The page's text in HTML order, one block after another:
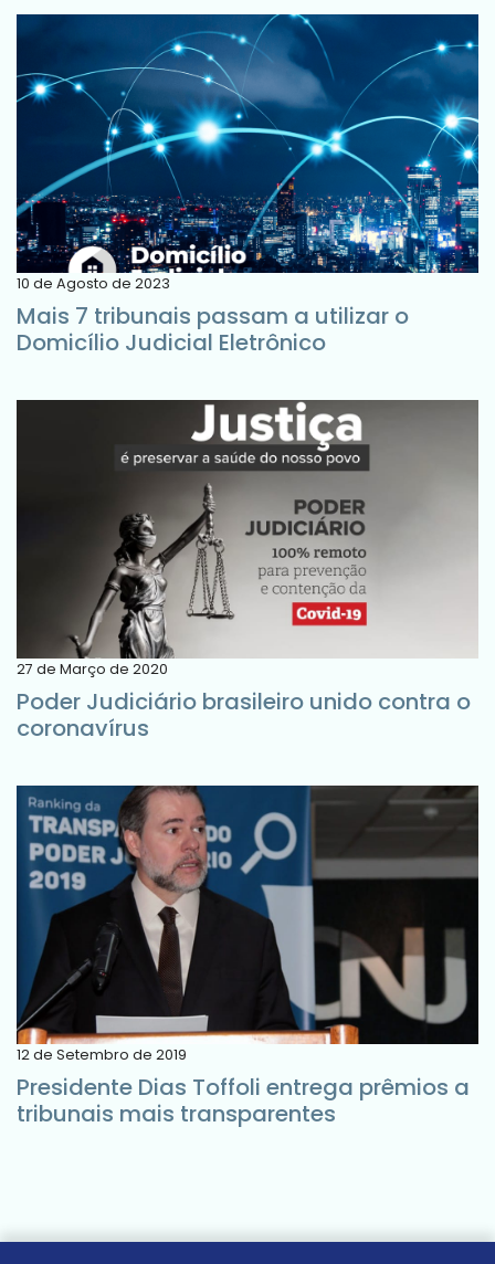
10 de Agosto de 2023
Mais 7 tribunais passam a utilizar o
Domicílio Judicial Eletrônico
27 de Março de 2020
Poder Judiciário brasileiro unido contra o
coronavírus
12 de Setembro de 2019
Presidente Dias Toffoli entrega prêmios a
tribunais mais transparentes